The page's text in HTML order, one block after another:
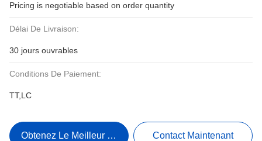
Pricing is negotiable based on order quantity
Délai De Livraison:
30 jours ouvrables
Conditions De Paiement:
TT,LC
Obtenez Le Meilleur Prix Contact Maintenant